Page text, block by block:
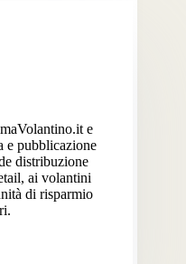
e
e pubblicazione
distribuzione
ai volantini
di risparmio